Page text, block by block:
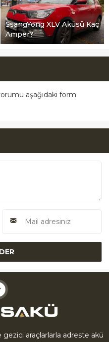
SsangYong XLV Aküsü Kaç
Amper?
aşağıdaki form
araçlarlarla adreste akü